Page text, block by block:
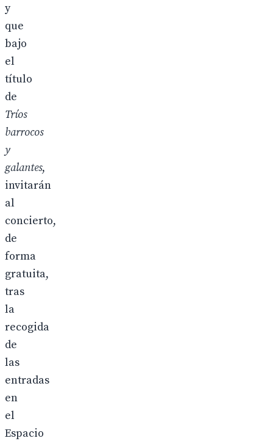
y
que
bajo
el
título
de
Tríos
barrocos
y
galantes,
invitarán
al
concierto,
de
forma
gratuita,
tras
la
recogida
de
las
entradas
en
el
Espacio